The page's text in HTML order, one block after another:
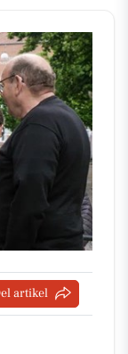
artikel